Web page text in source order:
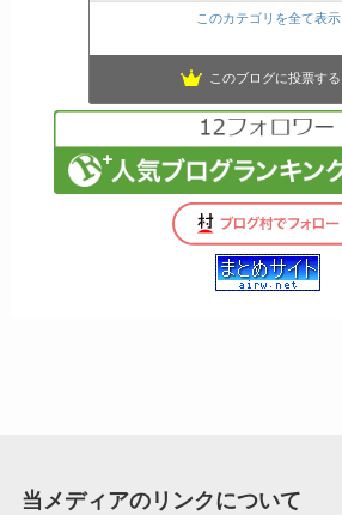
このカテゴリを全て表示
このブログに投票する
当メディアのリンクについて